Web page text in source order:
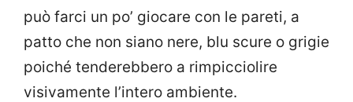
può farci un po’ giocare con le pareti, a
patto che non siano nere, blu scure o grigie
poiché tenderebbero a rimpicciolire
visivamente l’intero ambiente.